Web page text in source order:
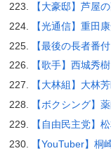
【大豪邸】芦屋
【光通信】重田
【最後の長者番
【歌手】西城秀樹
【大林組】大林
【ボクシング】
【自由民主党】
【YouTuber】桐